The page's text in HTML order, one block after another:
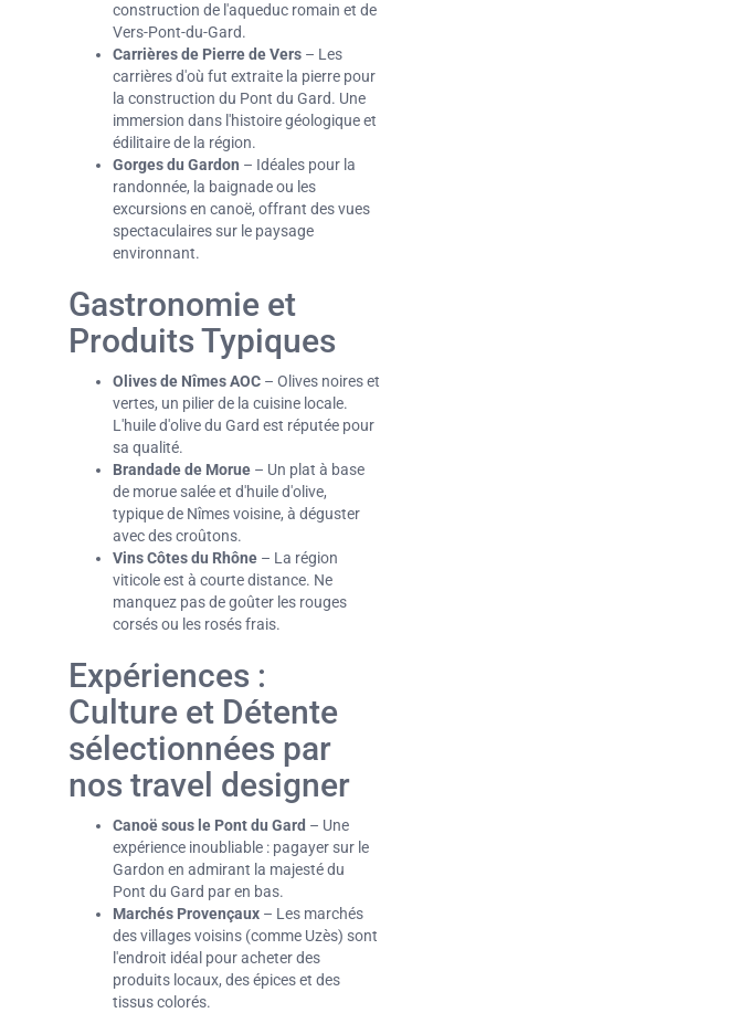
construction de l'aqueduc romain et de
Vers-Pont-du-Gard.
Carrières de Pierre de Vers – Les
carrières d'où fut extraite la pierre pour
la construction du Pont du Gard. Une
immersion dans l'histoire géologique et
édilitaire de la région.
Gorges du Gardon – Idéales pour la
randonnée, la baignade ou les
excursions en canoë, offrant des vues
spectaculaires sur le paysage
environnant.
Gastronomie et
Produits Typiques
Olives de Nîmes AOC – Olives noires et
vertes, un pilier de la cuisine locale.
L'huile d'olive du Gard est réputée pour
sa qualité.
Brandade de Morue – Un plat à base
de morue salée et d'huile d'olive,
typique de Nîmes voisine, à déguster
avec des croûtons.
Vins Côtes du Rhône – La région
viticole est à courte distance. Ne
manquez pas de goûter les rouges
corsés ou les rosés frais.
Expériences :
Culture et Détente
sélectionnées par
nos travel designer
Canoë sous le Pont du Gard – Une
expérience inoubliable : pagayer sur le
Gardon en admirant la majesté du
Pont du Gard par en bas.
Marchés Provençaux – Les marchés
des villages voisins (comme Uzès) sont
l'endroit idéal pour acheter des
produits locaux, des épices et des
tissus colorés.